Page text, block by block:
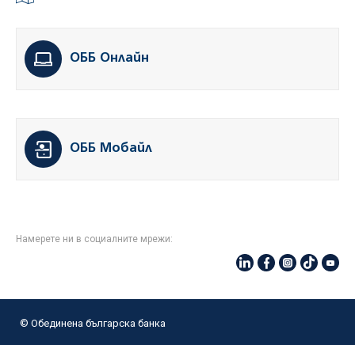
ОББ Онлайн
ОББ Мобайл
Намерете ни в социалните мрежи:
© Oбединена българска банка